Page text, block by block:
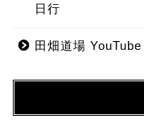
日行
田畑道場 YouTube